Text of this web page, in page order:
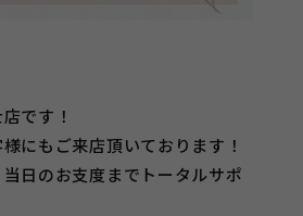
です！
にもご来店頂いております！
日のお支度までトータルサポ